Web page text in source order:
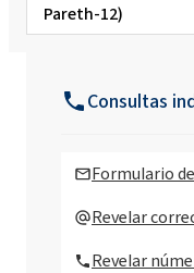
Pareth-12)
Consultas
Formulario
Revelar
Revelar